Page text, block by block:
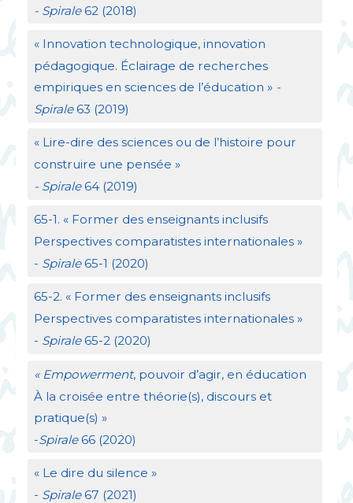
- Spirale62 (2018)
« Innovation technologique, innovation
pédagogique. Éclairage de recherches
empiriques en sciences de l’éducation » -
Spirale63 (2019)
« Lire-dire des sciences ou de l’histoire pour
construire une pensée »
- Spirale64 (2019)
65-1. « Former des enseignants inclusifs
Perspectives comparatistes internationales »
- Spirale65-1 (2020)
65-2. « Former des enseignants inclusifs
Perspectives comparatistes internationales »
- Spirale65-2 (2020)
« Empowerment, pouvoir d’agir, en éducation
À la croisée entre théorie(s), discours et
pratique(s) »
-Spirale66 (2020)
« Le dire du silence »
- Spirale67 (2021)